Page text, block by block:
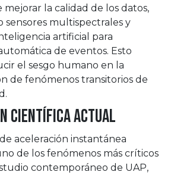
mejorar la calidad de los datos,
sensores multispectrales y
artificial para
de eventos. Esto
el sesgo humano en la
de fenómenos transitorios de
científica actual
aceleración instantánea
de los fenómenos más críticos
contemporáneo de UAP,